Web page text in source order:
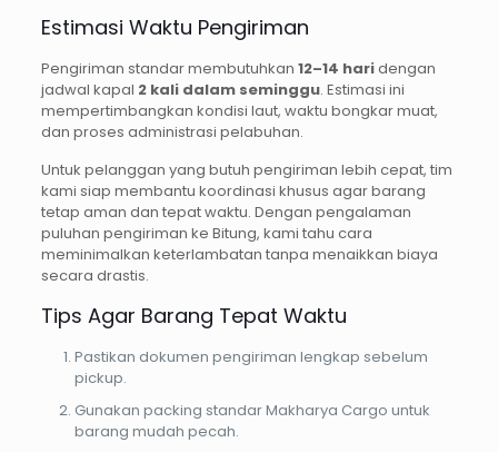
Estimasi Waktu Pengiriman
Pengiriman standar membutuhkan 12–14 haridengan
jadwal kapal 2 kali dalam seminggu. Estimasi ini
mempertimbangkan kondisi laut, waktu bongkar muat,
dan proses administrasi pelabuhan.
Untuk pelanggan yang butuh pengiriman lebih cepat, tim
kami siap membantu koordinasi khusus agar barang
tetap aman dan tepat waktu. Dengan pengalaman
puluhan pengiriman ke Bitung, kami tahu cara
meminimalkan keterlambatan tanpa menaikkan biaya
secara drastis.
Tips Agar Barang Tepat Waktu
Pastikan dokumen pengiriman lengkap sebelum
pickup.
Gunakan packing standar Makharya Cargo untuk
barang mudah pecah.